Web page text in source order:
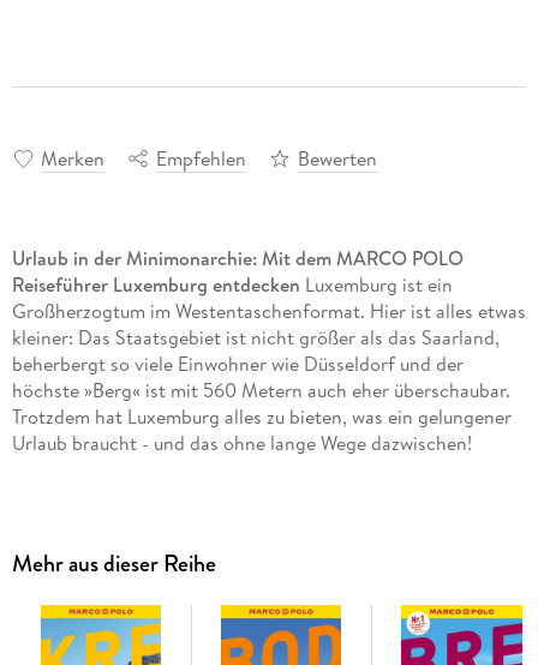
Merken Empfehlen Bewerten
Urlaub in der Minimonarchie: Mit dem MARCO POLO
Reiseführer Luxemburg entdecken Luxemburg ist ein
Großherzogtum im Westentaschenformat. Hier ist alles etwas
kleiner: Das Staatsgebiet ist nicht größer als das Saarland,
beherbergt so viele Einwohner wie Düsseldorf und der
höchste »Berg« ist mit 560 Metern auch eher überschaubar.
Trotzdem hat Luxemburg alles zu bieten, was ein gelungener
Urlaub braucht - und das ohne lange Wege dazwischen!
sprechende Karten mit Tipps und Reisehacks für jede
Region
Mehr aus dieser Reihe